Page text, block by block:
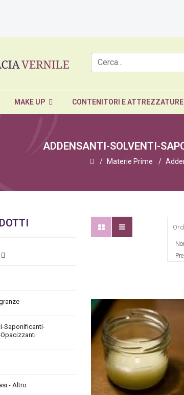
MAKE UP CONTENITORI E ATTREZZATURE
ADDENSANTI-SOLVENTI-
Materie Prime
Saponificanti-
- Altro